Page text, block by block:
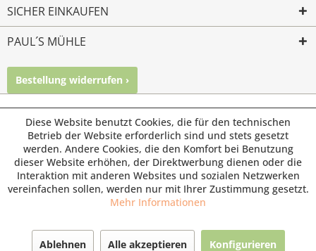
SICHER EINKAUFEN
PAUL´S MÜHLE
Bestellung widerrufen ›
© Paul's Mühle | Inhaber: Christof Paul e.K. | Westring 2 |
45659 Recklinghausen
Fax: 02361 -28831 | E-Mail: info@pauls-muehle.de
Diese Website benutzt Cookies, die für den technischen
Betrieb der Website erforderlich sind und stets gesetzt
werden. Andere Cookies, die den Komfort bei Benutzung
dieser Website erhöhen, der Direktwerbung dienen oder die
Interaktion mit anderen Websites und sozialen Netzwerken
vereinfachen sollen, werden nur mit Ihrer Zustimmung gesetzt.
Mehr Informationen
Ablehnen Alle akzeptieren Konfigurieren